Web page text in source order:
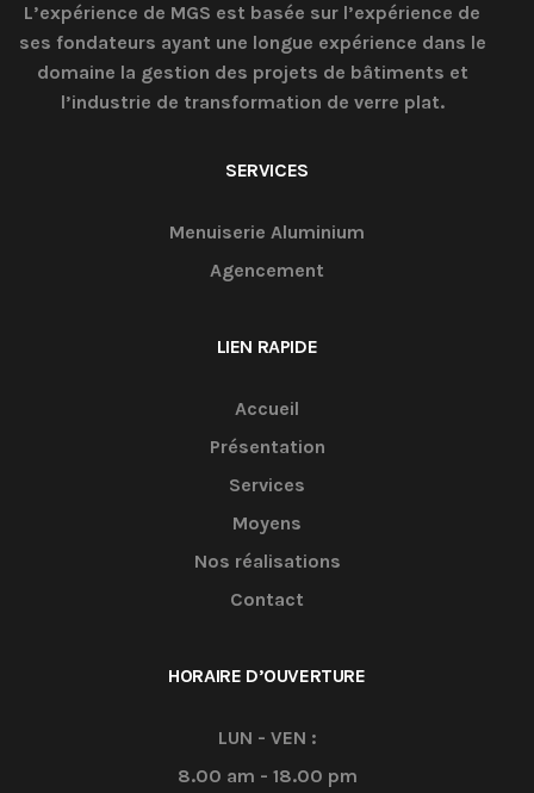
L’expérience de MGS est basée sur l’expérience de
ses fondateurs ayant une longue expérience dans le
domaine la gestion des projets de bâtiments et
l’industrie de transformation de verre plat.
SERVICES
Menuiserie Aluminium
Agencement
LIEN RAPIDE
Accueil
Présentation
Services
Moyens
Nos réalisations
Contact
HORAIRE D’OUVERTURE
LUN - VEN :
8.00 am - 18.00 pm